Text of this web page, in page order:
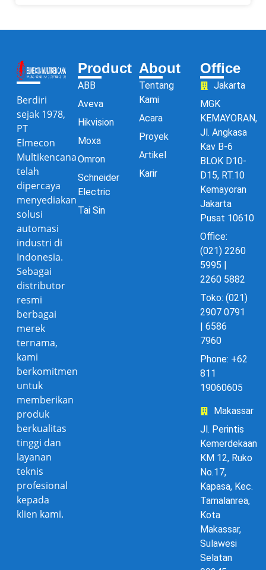
Berdiri
sejak 1978,
PT
Elmecon
Multikencana
telah
dipercaya
menyediakan
solusi
automasi
industri di
Indonesia.
Sebagai
distributor
resmi
berbagai
merek
ternama,
kami
berkomitmen
untuk
memberikan
produk
berkualitas
tinggi dan
layanan
teknis
profesional
kepada
klien kami.
Product
ABB
Aveva
Hikvision
Moxa
Omron
Schneider
Electric
Tai Sin
About
Tentang
Kami
Acara
Proyek
Artikel
Karir
Office
Jakarta
MGK
KEMAYORAN,
Jl. Angkasa
Kav B-6
BLOK D10-
D15, RT.10
Kemayoran
Jakarta
Pusat 10610
Office:
(021) 2260
5995 |
2260 5882
Toko: (021)
2907 0791
| 6586
7960
Phone: +62
811
19060605
Makassar
Jl. Perintis
Kemerdekaan
KM 12, Ruko
No.17,
Kapasa, Kec.
Tamalanrea,
Kota
Makassar,
Sulawesi
Selatan